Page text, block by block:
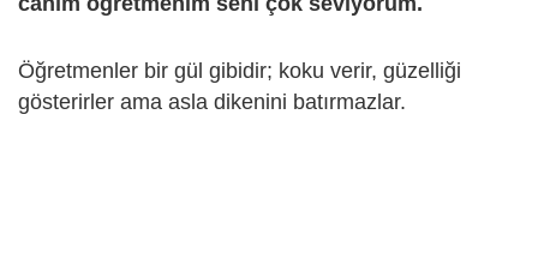
Öğretmenler bir gül gibidir; koku verir, güzelliği
gösterirler ama asla dikenini batırmazlar.